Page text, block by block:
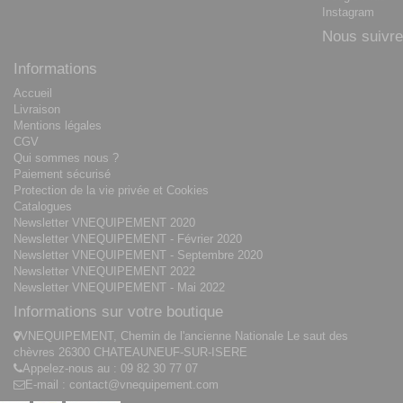
Instagram
Nous suivre
Informations
Accueil
Livraison
Mentions légales
CGV
Qui sommes nous ?
Paiement sécurisé
Protection de la vie privée et Cookies
Catalogues
Newsletter VNEQUIPEMENT 2020
Newsletter VNEQUIPEMENT - Février 2020
Newsletter VNEQUIPEMENT - Septembre 2020
Newsletter VNEQUIPEMENT 2022
Newsletter VNEQUIPEMENT - Mai 2022
Informations sur votre boutique
VNEQUIPEMENT, Chemin de l'ancienne Nationale Le saut des
chèvres 26300 CHATEAUNEUF-SUR-ISERE
Appelez-nous au : 09 82 30 77 07
E-mail : contact@vnequipement.com